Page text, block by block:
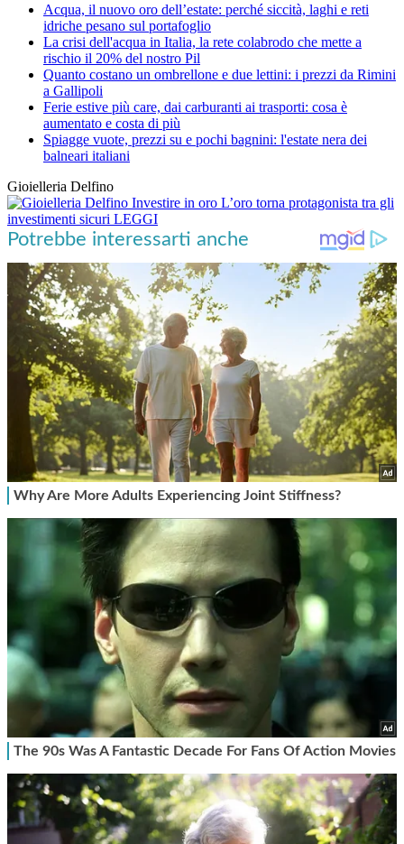
Acqua, il nuovo oro dell’estate: perché siccità, laghi e reti
idriche pesano sul portafoglio
La crisi dell'acqua in Italia, la rete colabrodo che mette a
rischio il 20% del nostro Pil
Quanto costano un ombrellone e due lettini: i prezzi da Rimini
a Gallipoli
Ferie estive più care, dai carburanti ai trasporti: cosa è
aumentato e costa di più
Spiagge vuote, prezzi su e pochi bagnini: l'estate nera dei
balneari italiani
Gioielleria Delfino
Investire in oro L’oro torna protagonista tra gli
investimenti sicuri LEGGI